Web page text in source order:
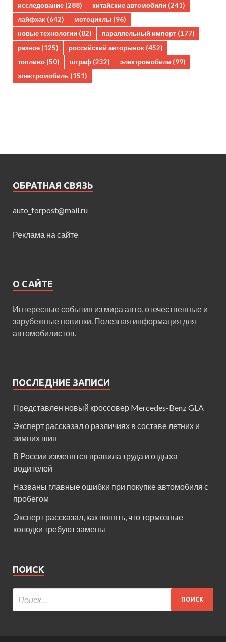
исследование (288) китайские автомобили (241)
лайфхак (642) мотоциклы (96)
новые технологии (82) параллельный импорт (177)
разное (125) российский авторынок (452)
топливо (50) штраф (232) электромобили (99)
электромобиль (151)
ОБРАТНАЯ СВЯЗЬ
auto_forpost@mail.ru
Реклама на сайте
О САЙТЕ
Интересные события из мира авто, отечественные и
зарубежные новинки. Полезная информация для
автомобилистов.
ПОСЛЕДНИЕ ЗАПИСИ
Представлен новый кроссовер Mercedes-Benz GLA
Эксперт рассказал о различиях в составе летних и
зимних шин
В России изменятся правила труда и отдыха
водителей
Названы главные ошибки при покупке автомобиля с
пробегом
Эксперт рассказал, как понять, что тормозные
колодки требуют замены
ПОИСК